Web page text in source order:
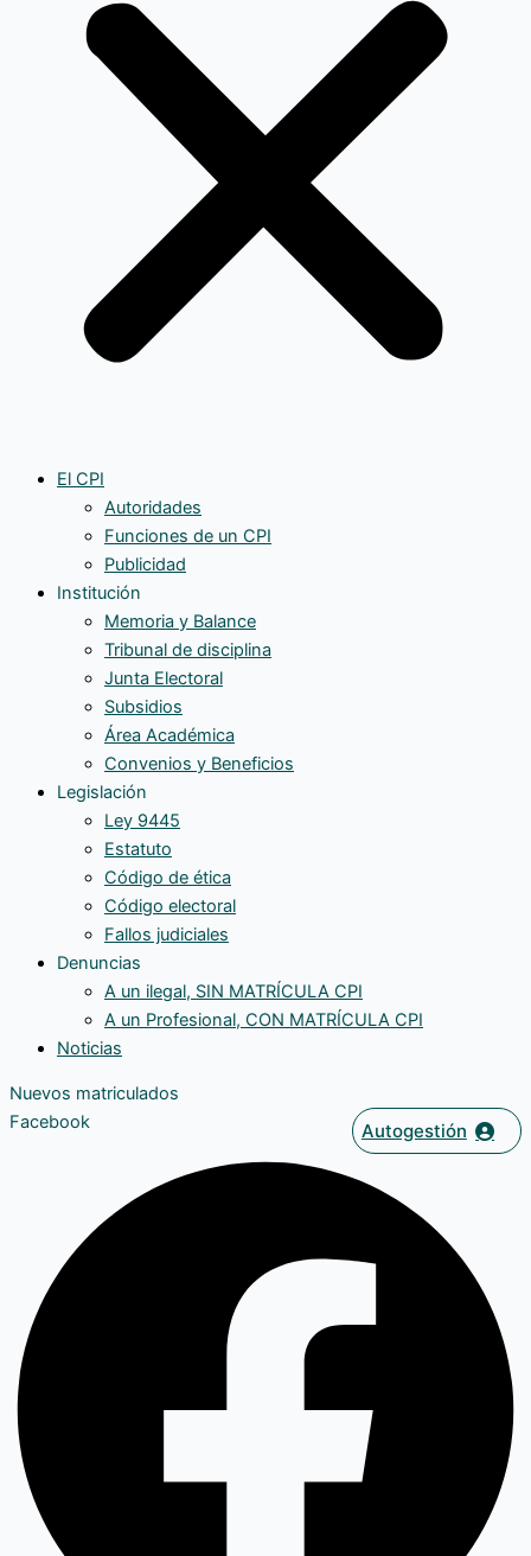
El CPI
Autoridades
Funciones de un CPI
Publicidad
Institución
Memoria y Balance
Tribunal de disciplina
Junta Electoral
Subsidios
Área Académica
Convenios y Beneficios
Legislación
Ley 9445
Estatuto
Código de ética
Código electoral
Fallos judiciales
Denuncias
A un ilegal, SIN MATRÍCULA CPI
A un Profesional, CON MATRÍCULA CPI
Noticias
Nuevos matriculados
Autogestión
Facebook